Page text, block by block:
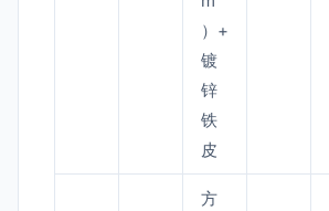
）+
镀
锌
铁
皮
方